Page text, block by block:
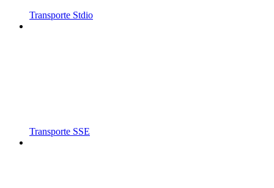
Transporte Stdio
Transporte SSE